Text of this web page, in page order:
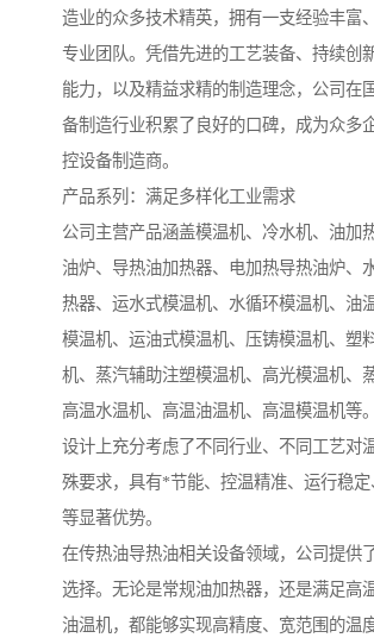
造业的众多技术精英，拥有一支经验丰富
专业团队。凭借先进的工艺装备、持续创
能力，以及精益求精的制造理念，公司在
备制造行业积累了良好的口碑，成为众多
控设备制造商。
产品系列：满足多样化工业需求
公司主营产品涵盖模温机、冷水机、油加
油炉、导热油加热器、电加热导热油炉、
热器、运水式模温机、水循环模温机、油
模温机、运油式模温机、压铸模温机、塑
机、蒸汽辅助注塑模温机、高光模温机、
高温水温机、高温油温机、高温模温机等
设计上充分考虑了不同行业、不同工艺对
殊要求，具有*节能、控温精准、运行稳
等显著优势。
在传热油导热油相关设备领域，公司提供
选择。无论是常规油加热器，还是满足高
油温机，都能够实现高精度、宽范围的温